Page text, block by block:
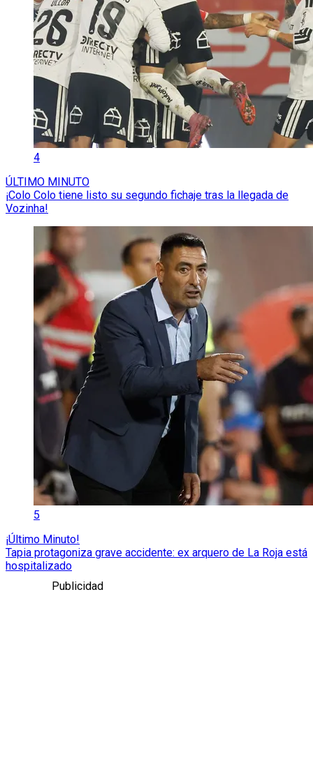
4
ÚLTIMO MINUTO
¡Colo Colo tiene listo su segundo fichaje tras la llegada de
Vozinha!
5
¡Último Minuto!
Tapia protagoniza grave accidente: ex arquero de La Roja está
hospitalizado
Publicidad